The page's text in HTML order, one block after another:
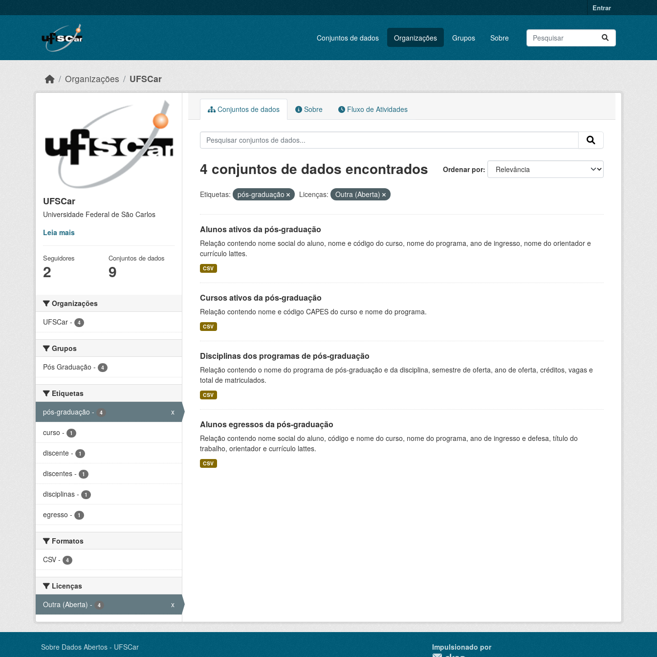
Entrar
Conjuntos de dados Organizações Grupos Sobre
Organizações UFSCar
UFSCar
Universidade Federal de São Carlos
Leia mais
Seguidores
2
Conjuntos de dados
9
Organizações
UFSCar - 4
Grupos
Pós Graduação - 4
Etiquetas
pós-graduação - 4 x
curso - 1
discente - 1
discentes - 1
disciplinas - 1
egresso - 1
Formatos
CSV - 4
Licenças
Outra (Aberta) - 4 x
Conjuntos de dados Sobre Fluxo de Atividades
Ordenar por
4 conjuntos de dados encontrados
Etiquetas: pós-graduação Licenças: Outra (Aberta)
Alunos ativos da pós-graduação
Relação contendo nome social do aluno, nome e código do curso, nome do programa, ano de ingresso, nome do orientador e
currículo lattes.
CSV
Cursos ativos da pós-graduação
Relação contendo nome e código CAPES do curso e nome do programa.
CSV
Disciplinas dos programas de pós-graduação
Relação contendo o nome do programa de pós-graduação e da disciplina, semestre de oferta, ano de oferta, créditos, vagas e
total de matriculados.
CSV
Alunos egressos da pós-graduação
Relação contendo nome social do aluno, código e nome do curso, nome do programa, ano de ingresso e defesa, título do
trabalho, orientador e currículo lattes.
CSV
Sobre Dados Abertos - UFSCar
Impulsionado por